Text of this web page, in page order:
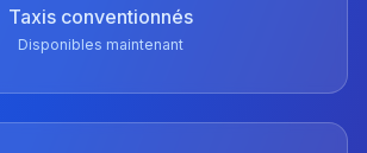
Taxis conventionnés
Disponibles maintenant